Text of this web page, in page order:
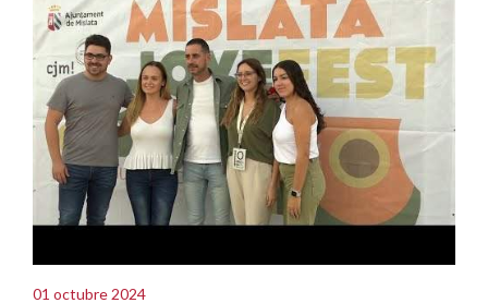
01 octubre 2024